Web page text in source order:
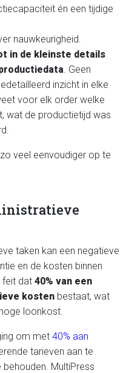
én een tijdige
nauwkeurigheid.
in de kleinste details
. Geen
inzicht in elke
voor elk order welke
wat de productietijd was
veel eenvoudiger op te
taken kan een negatieve
en de kosten binnen
feit dat 40% van een
kosten bestaat, wat
loonkost.
om met 40% aan
tarieven aan te
MultiPress